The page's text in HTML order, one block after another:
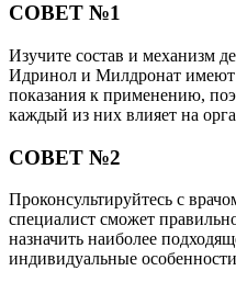
СОВЕТ №1
Изучите состав и механизм
Идринол и Милдронат имеют
показания к применению,
каждый из них влияет на
СОВЕТ №2
Проконсультируйтесь с
специалист сможет
назначить наиболее
индивидуальные